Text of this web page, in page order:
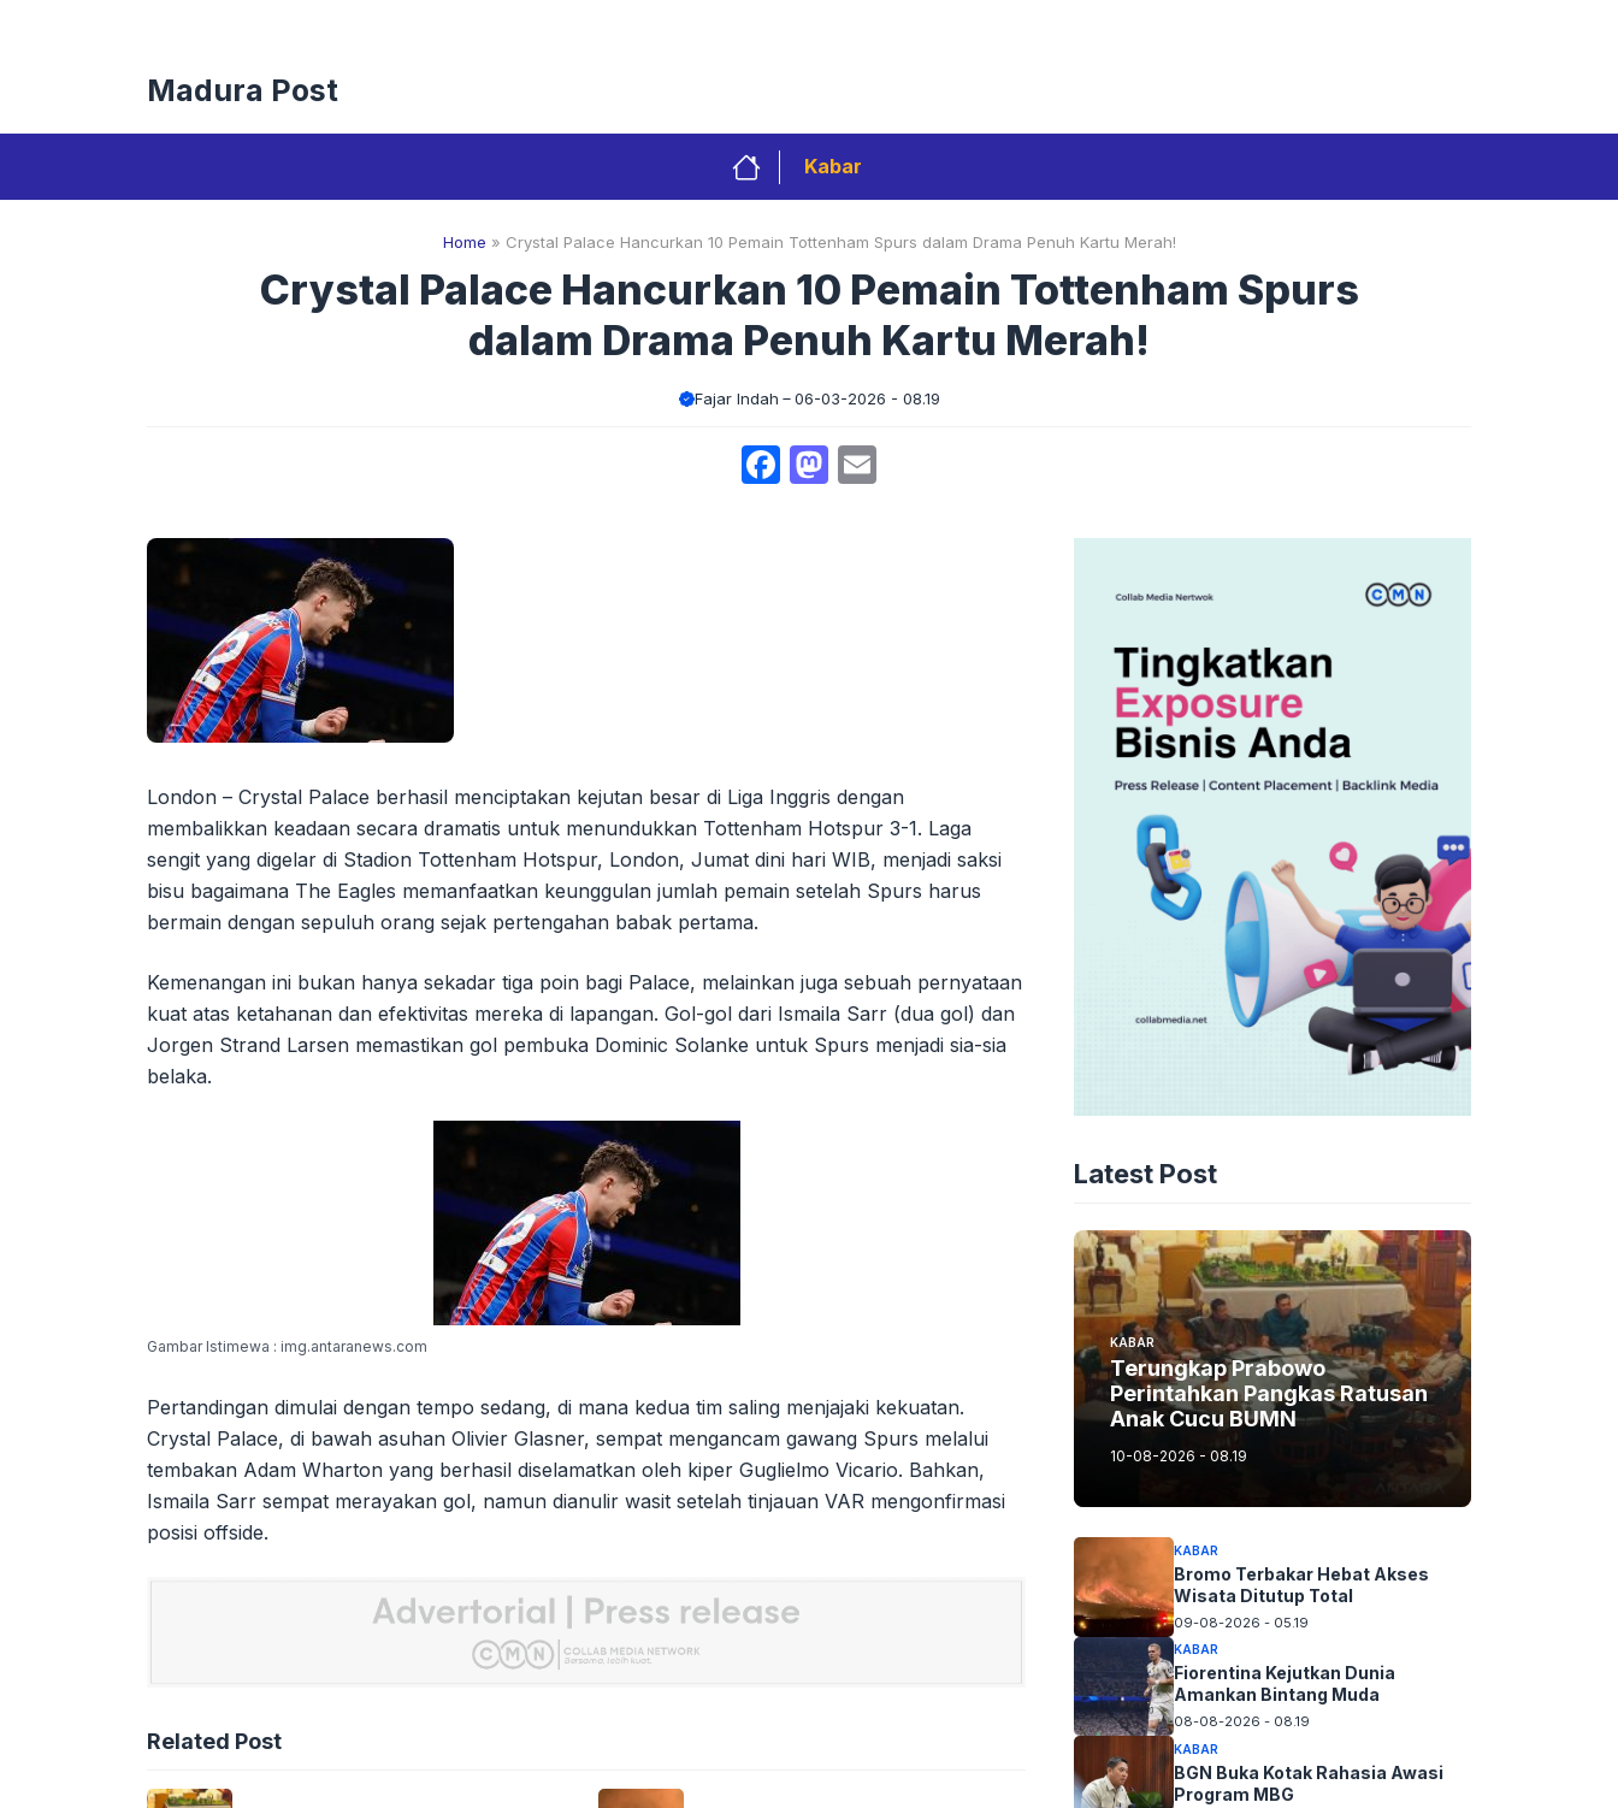
Madura Post
Kabar
Home » Crystal Palace Hancurkan 10 Pemain Tottenham Spurs dalam Drama Penuh Kartu Merah!
Crystal Palace Hancurkan 10 Pemain Tottenham Spurs
dalam Drama Penuh Kartu Merah!
Fajar Indah 06-03-2026 - 08.19
Facebook
Mastodon
London – Crystal Palace berhasil menciptakan kejutan besar di Liga Inggris dengan
membalikkan keadaan secara dramatis untuk menundukkan Tottenham Hotspur 3-1. Laga
sengit yang digelar di Stadion Tottenham Hotspur, London, Jumat dini hari WIB, menjadi saksi
bisu bagaimana The Eagles memanfaatkan keunggulan jumlah pemain setelah Spurs harus
bermain dengan sepuluh orang sejak pertengahan babak pertama.
Kemenangan ini bukan hanya sekadar tiga poin bagi Palace, melainkan juga sebuah pernyataan
kuat atas ketahanan dan efektivitas mereka di lapangan. Gol-gol dari Ismaila Sarr (dua gol) dan
Jorgen Strand Larsen memastikan gol pembuka Dominic Solanke untuk Spurs menjadi sia-sia
belaka.
Gambar Istimewa : img.antaranews.com
Pertandingan dimulai dengan tempo sedang, di mana kedua tim saling menjajaki kekuatan.
Crystal Palace, di bawah asuhan Olivier Glasner, sempat mengancam gawang Spurs melalui
tembakan Adam Wharton yang berhasil diselamatkan oleh kiper Guglielmo Vicario. Bahkan,
Ismaila Sarr sempat merayakan gol, namun dianulir wasit setelah tinjauan VAR mengonfirmasi
posisi offside.
Related Post
Latest Post
KABAR
Terungkap Prabowo
Perintahkan Pangkas Ratusan
Anak Cucu BUMN
10-08-2026 - 08.19
KABAR
Bromo Terbakar Hebat Akses
Wisata Ditutup Total
09-08-2026 - 05.19
KABAR
Fiorentina Kejutkan Dunia
Amankan Bintang Muda
08-08-2026 - 08.19
KABAR
BGN Buka Kotak Rahasia Awasi
Program MBG